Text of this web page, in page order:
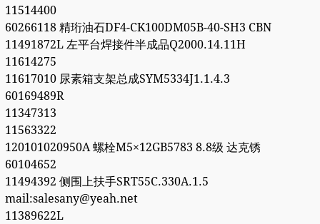
11514400
60266118 精珩油石DF4-CK100DM05B-40-SH3 CBN
11491872L 左平台焊接件半成品Q2000.14.11H
11614275
11617010 尿素箱支架总成SYM5334J1.1.4.3
60169489R
11347313
11563322
120101020950A 螺栓M5×12GB5783 8.8级 达克锈
60104652
11494392 侧围上扶手SRT55C.330A.1.5
mail:salesany@yeah.net
11389622L